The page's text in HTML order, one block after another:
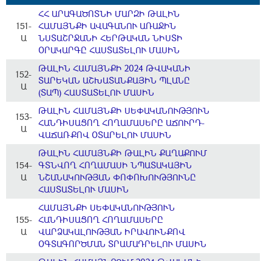
151-
Ա
ՀՀ ԱՐԱԳԱԾՈՏՆԻ ՄԱՐԶԻ ԹԱԼԻՆ
ՀԱՄԱՅՆՔԻ ԱՎԱԳԱՆՈՒ ԱՌԱՋԻՆ
ՆՍՏԱՇՐՋԱՆԻ ՀԵՐԹԱԿԱՆ ՆԻՍՏԻ
ՕՐԱԿԱՐԳԸ ՀԱՍՏԱՏԵԼՈՒ ՄԱՍԻՆ
152-
Ա
ԹԱԼԻՆ ՀԱՄԱՅՆՔԻ 2024 ԹՎԱԿԱՆԻ
ՏԱՐԵԿԱՆ ԱՇԽԱՏԱՆՔԱՅԻՆ ՊԼԱՆԸ
(ՏԱՊ) ՀԱՍՏԱՏԵԼՈՒ ՄԱՍԻՆ
153-
Ա
ԹԱԼԻՆ ՀԱՄԱՅՆՔԻ ՍԵՓԱԿԱՆՈՒԹՅՈՒՆ
ՀԱՆԴԻՍԱՑՈՂ ՀՈՂԱՄԱՍԵՐԸ ԱՃՈՒՐԴ-
ՎԱՃԱՌՔՈՎ ՕՏԱՐԵԼՈՒ ՄԱՍԻՆ
154-
Ա
ԹԱԼԻՆ ՀԱՄԱՅՆՔԻ ԹԱԼԻՆ ՔԱՂԱՔՈՒՄ
ԳՏՆՎՈՂ ՀՈՂԱՄԱՍԻ ՆՊԱՏԱԿԱՅԻՆ
ՆՇԱՆԱԿՈՒԹՅԱՆ ՓՈՓՈԽՈՒԹՅՈՒՆԸ
ՀԱՍՏԱՏԵԼՈՒ ՄԱՍԻՆ
155-
Ա
ՀԱՄԱՅՆՔԻ ՍԵՓԱԿԱՆՈՒԹՅՈՒՆ
ՀԱՆԴԻՍԱՑՈՂ ՀՈՂԱՄԱՍԵՐԸ
ՎԱՐՁԱԿԱԼՈՒԹՅԱՆ ԻՐԱՎՈՒՆՔՈՎ
ՕԳՏԱԳՈՐԾՄԱՆ ՏՐԱՄԱԴՐԵԼՈՒ ՄԱՍԻՆ